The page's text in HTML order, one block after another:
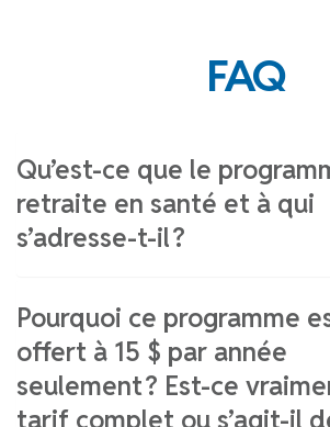
FAQ
Qu’est-ce que le
retraite en santé et à qui
s’adresse-t-il ?
Pourquoi ce programme
offert à 15 $ par année
seulement ? Est-ce